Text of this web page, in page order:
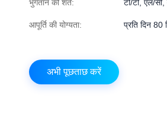
भुगतान की शर्तें: टी/टी, एल/सी,
आपूर्ति की योग्यता: प्रति दिन 80
अभी पूछताछ करें